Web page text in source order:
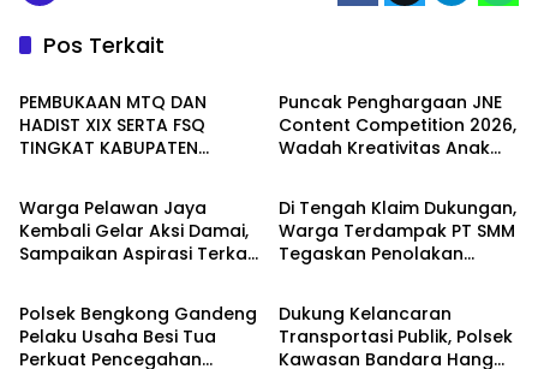
Pos Terkait
Seruyan
PEMBUKAAN MTQ DAN
HADIST XIX SERTA FSQ
TINGKAT KABUPATEN
KEJARI SERUYAN
Puncak Penghargaan JNE
Content Competition 2026,
Wadah Kreativitas Anak
WAHANA
Warga Pelawan Jaya
Kembali Gelar Aksi Damai,
Sampaikan Aspirasi Terkait
PEMERINTAHAN
Di Tengah Klaim Dukungan,
Warga Terdampak PT SMM
Tegaskan Penolakan
Dampaknya”
Batam
Polsek Bengkong Gandeng
Pelaku Usaha Besi Tua
Perkuat Pencegahan
Batam
Dukung Kelancaran
Transportasi Publik, Polsek
Kawasan Bandara Hang